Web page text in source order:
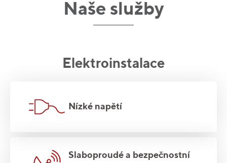
Naše služby
Elektroinstalace
Nízké napětí
Slaboproudé a bezpečnostní